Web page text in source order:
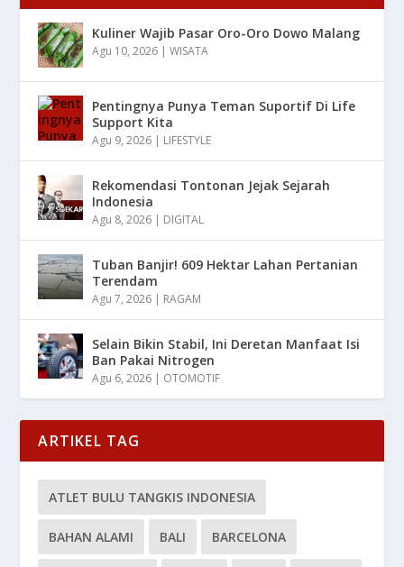
Kuliner Wajib Pasar Oro-Oro Dowo Malang
Agu 10, 2026 |WISATA
Pentingnya Punya Teman Suportif Di Life
Support Kita
Agu 9, 2026 | LIFESTYLE
Rekomendasi Tontonan Jejak Sejarah
Indonesia
Agu 8, 2026 | DIGITAL
Tuban Banjir! 609 Hektar Lahan Pertanian
Terendam
Agu 7, 2026 | RAGAM
Selain Bikin Stabil, Ini Deretan Manfaat Isi
Ban Pakai Nitrogen
Agu 6, 2026 | OTOMOTIF
ARTIKEL TAG
ATLET BULU TANGKIS INDONESIA
BAHAN ALAMI BALI BARCELONA